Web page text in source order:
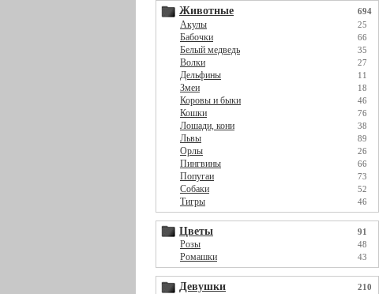
Животные 694
Акулы 25
Бабочки 66
Белый медведь 35
Волки 27
Дельфины 11
Змеи 18
Коровы и быки 46
Кошки 76
Лошади, кони 38
Львы 89
Орлы 26
Пингвины 66
Попугаи 73
Собаки 52
Тигры 46
Цветы 91
Розы 48
Ромашки 43
Девушки 210